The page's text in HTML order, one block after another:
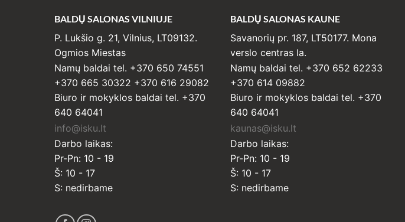
BALDŲ SALONAS VILNIUJE
P. Lukšio g. 21, Vilnius, LT09132.
Ogmios Miestas
Namų baldai tel. +370 650 74551
+370 665 30322 +370 616 29082
Biuro ir mokyklos baldai tel. +370
640 64041
info@isku.lt
Darbo laikas:
Pr-Pn: 10 - 19
Š: 10 - 17
S: nedirbame
BALDŲ SALONAS KAUNE
Savanorių pr. 187, LT50177. Mona
verslo centras Ia.
Namų baldai tel. +370 652 62233
+370 614 09882
Biuro ir mokyklos baldai tel. +370
640 64041
kaunas@isku.lt
Darbo laikas:
Pr-Pn: 10 - 19
Š: 10 - 17
S: nedirbame